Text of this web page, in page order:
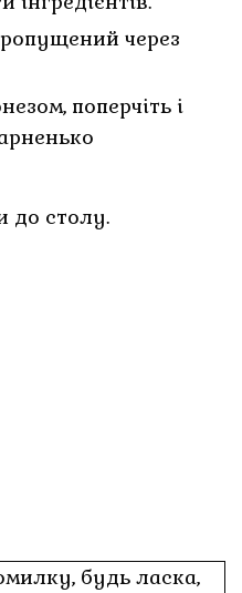
через
поперчіть і
до столу.
будь ласка,